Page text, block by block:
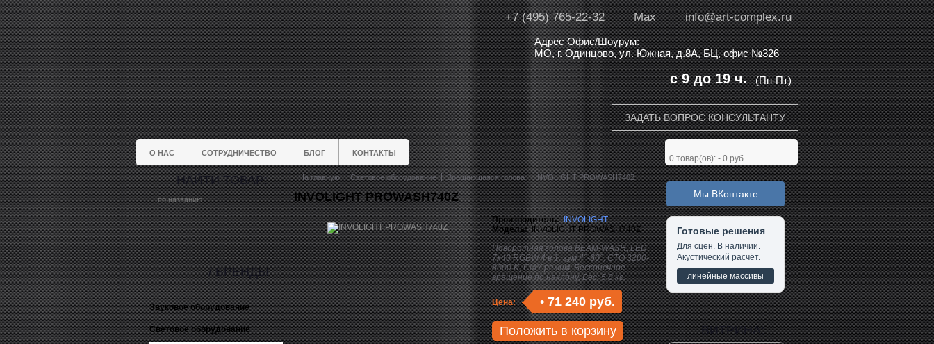
info@art-complex.ru
Max
+7 (495) 765-22-32
Адрес Офис/Шоурум:
МО, г. Одинцово, ул. Южная, д.8А, БЦ, офис №326
(Пн-Пт)
с 9 до 19 ч.
ЗАДАТЬ ВОПРОС КОНСУЛЬТАНТУ
О НАС СОТРУДНИЧЕСТВО БЛОГ КОНТАКТЫ
0 товар(ов): - 0 руб.
НАЙТИ ТОВАР:
Звуковое оборудование
Световое оборудование
/ БРЕНДЫ
На главную Световое оборудование Вращающаяся голова INVOLIGHT PROWASH740Z
INVOLIGHT PROWASH740Z
Производитель: INVOLIGHT
Модель:INVOLIGHT PROWASH740Z
Поворотная голова BEAM-WASH, LED
7х40 RGBW 4 в 1, зум 4°-60°, CTO 3200-
8000 K, CMY-режим, Бесконечное
вращение по наклону, Вес: 5.8 кг.
Цена: • 71 240 руб.
Положить в корзину
Мы ВКонтакте
Готовые решения
Для сцен. В наличии.
Акустический расчёт.
линейные массивы
ВИТРИНА: